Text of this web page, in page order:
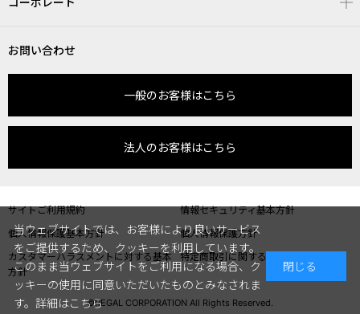
お問い合わせ
一般のお客様はこちら
法人のお客様はこちら
サイトご利用規約
情報セキュリティ基本方針
個人情報保護基本方針
個人情報保護方針
カスタマーハラスメントに対する基本
方針
特定商取引に関する表記
©REGAL CORPORATION All Rights Reserved.
当ウェブサイトでは、お客様により良いサービス
をご提供するため、クッキーを利用しています。
このまま当ウェブサイトをご利用になる場合、ク
ッキーの使用に同意いただいたものとみなされま
す。 詳細はこちら
閉じる